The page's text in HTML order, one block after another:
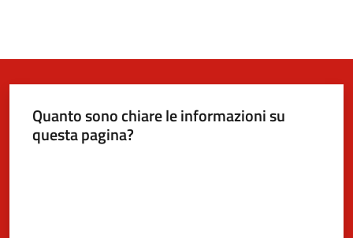
Quanto sono chiare le informazioni su
questa pagina?